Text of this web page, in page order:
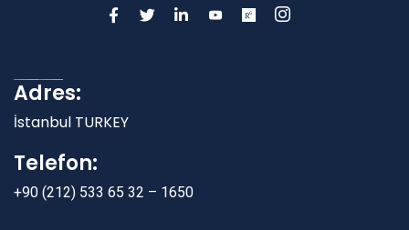
Adres:
İstanbul TURKEY
Telefon:
+90 (212) 533 65 32 – 1650